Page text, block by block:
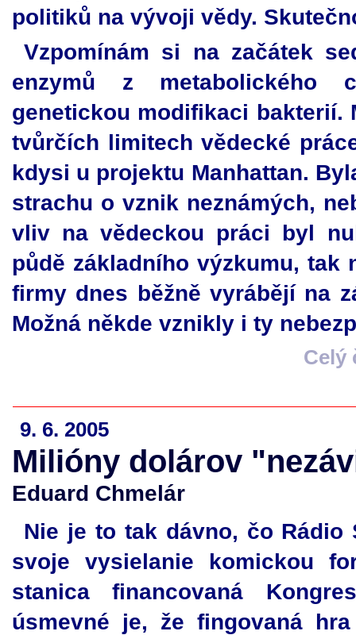
politiků na vývoji vědy.
Vzpomínám si na začátek
enzymů z metabolického
genetickou modifikaci bakterií.
tvůrčích limitech vědecké
kdysi u projektu Manhattan.
strachu o vznik neznámých,
vliv na vědeckou práci byl
půdě základního výzkumu, tak
firmy dnes běžně vyrábějí na
Možná někde vznikly i ty
Celý
9. 6. 2005
Milióny dolárov
Eduard Chmelár
Nie je to tak dávno, čo Rádio
svoje vysielanie komickou
stanica financovaná
úsmevné je, že fingovaná